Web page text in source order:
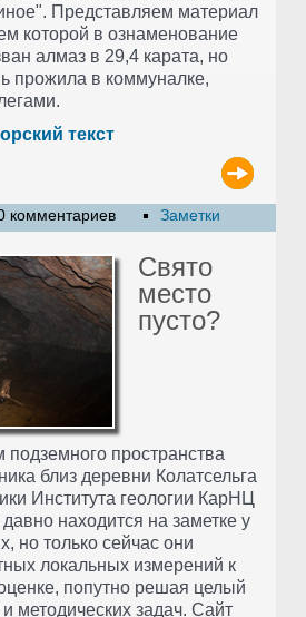
Представляем материал
которой в ознаменование
алмаз в 29,4 карата, но
прожила в коммуналке,
текст
комментариев Заметки
Свято
место
пусто?
пространства
близ деревни Колатсельга
Института геологии КарНЦ
находится на заметке у
но только сейчас они
локальных измерений к
попутно решая целый
методических задач. Сайт